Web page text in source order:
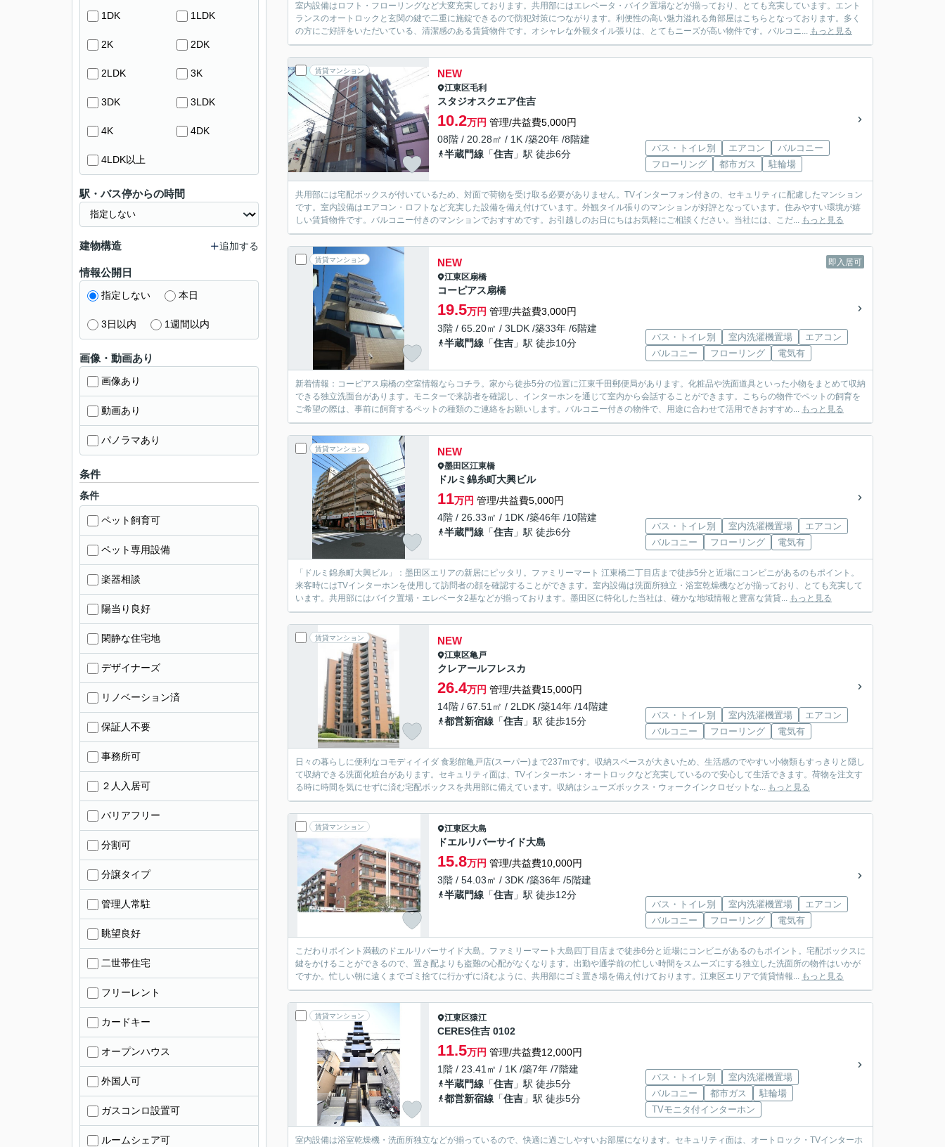
室内設備はロフト・フローリングなど大変充実しております。共用部にはエレベータ・バイク置場などが揃っており、とても充実しています。エント
ランスのオートロックと玄関の鍵で二重に施錠できるので防犯対策につながります。利便性の高い魅力溢れる角部屋はこちらとなっております。多く
の方にご好評をいただいている、清潔感のある賃貸物件です。オシャレな外観タイル張りは、とてもニーズが高い物件です。バルコニ... もっと見る
賃貸マンション NEW
江東区毛利
スタジオスクエア住吉
10.2万円 管理/共益費5,000円
08階 / 20.28㎡ / 1K /築20年 /8階建
半蔵門線 「住吉 」駅 徒歩6分
バス・トイレ別 エアコン
バルコニー
フローリング
都市ガス 駐輪場
共用部には宅配ボックスが付いているため、対面で荷物を受け取る必要がありません。TVインターフォン付きの、セキュリティに配慮したマンション
です。室内設備はエアコン・ロフトなど充実した設備を備え付けています。外観タイル張りのマンションが好評となっています。住みやすい環境が嬉
しい賃貸物件です。バルコニー付きのマンションでおすすめです。お引越しのお日にちはお気軽にご相談ください。当社には、こだ... もっと見る
賃貸マンション 即入居可
NEW
江東区扇橋
コーピアス扇橋
19.5万円 管理/共益費3,000円
3階 / 65.20㎡ / 3LDK /築33年 /6階建
半蔵門線 「住吉 」駅 徒歩10分
バス・トイレ別 室内洗濯機置場
エアコン
バルコニー
フローリング 電気有
新着情報：コーピアス扇橋の空室情報ならコチラ。家から徒歩5分の位置に江東千田郵便局があります。化粧品や洗面道具といった小物をまとめて収納
できる独立洗面台があります。モニターで来訪者を確認し、インターホンを通じて室内から会話することができます。こちらの物件でペットの飼育を
ご希望の際は、事前に飼育するペットの種類のご連絡をお願いします。バルコニー付きの物件で、用途に合わせて活用できおすすめ... もっと見る
賃貸マンション NEW
墨田区江東橋
ドルミ錦糸町大興ビル
11万円 管理/共益費5,000円
4階 / 26.33㎡ / 1DK /築46年 /10階建
半蔵門線 「住吉 」駅 徒歩6分
バス・トイレ別 室内洗濯機置場
エアコン
バルコニー
フローリング 電気有
「ドルミ錦糸町大興ビル」：墨田区エリアの新居にピッタリ。ファミリーマート 江東橋二丁目店まで徒歩5分と近場にコンビニがあるのもポイント。
来客時にはTVインターホンを使用して訪問者の顔を確認することができます。室内設備は洗面所独立・浴室乾燥機などが揃っており、とても充実して
います。共用部にはバイク置場・エレベータ2基などが揃っております。墨田区に特化した当社は、確かな地域情報と豊富な賃貸... もっと見る
賃貸マンション NEW
江東区亀戸
クレアールフレスカ
26.4万円 管理/共益費15,000円
14階 / 67.51㎡ / 2LDK /築14年 /14階建
都営新宿線 「住吉 」駅 徒歩15分
バス・トイレ別 室内洗濯機置場
エアコン
バルコニー
フローリング 電気有
日々の暮らしに便利なコモディイイダ 食彩館亀戸店(スーパー)まで237mです。収納スペースが大きいため、生活感のでやすい小物類もすっきりと隠し
て収納できる洗面化粧台があります。セキュリティ面は、TVインターホン・オートロックなど充実しているので安心して生活できます。荷物を注文す
る時に時間を気にせずに済む宅配ボックスを共用部に備えています。収納はシューズボックス・ウォークインクロゼットな... もっと見る
賃貸マンション 江東区大島
ドエルリバーサイド大島
15.8万円 管理/共益費10,000円
3階 / 54.03㎡ / 3DK /築36年 /5階建
半蔵門線 「住吉 」駅 徒歩12分
バス・トイレ別 室内洗濯機置場
エアコン
バルコニー
フローリング 電気有
こだわりポイント満載のドエルリバーサイド大島。ファミリーマート大島四丁目店まで徒歩6分と近場にコンビニがあるのもポイント。宅配ボックスに
鍵をかけることができるので、置き配よりも盗難の心配がなくなります。出勤や通学前の忙しい時間をスムーズにする独立した洗面所の物件はいかが
ですか。忙しい朝に遠くまでゴミ捨てに行かずに済むように、共用部にゴミ置き場を備え付けております。江東区エリアで賃貸情報... もっと見る
賃貸マンション 江東区猿江
CERES住吉 0102
11.5万円 管理/共益費12,000円
1階 / 23.41㎡ / 1K /築7年 /7階建
半蔵門線 「住吉 」駅 徒歩5分
都営新宿線 「住吉 」駅 徒歩5分
バス・トイレ別
室内洗濯機置場
バルコニー
都市ガス
駐輪場
TVモニタ付インターホン
室内設備は浴室乾燥機・洗面所独立などが揃っているので、快適に過ごしやすいお部屋になります。セキュリティ面は、オートロック・TVインターホ
1DK 1LDK
2K 2DK
2LDK 3K
3DK 3LDK
4K 4DK
4LDK以上
駅・バス停からの時間
建物構造 追加する
情報公開日
指定しない 本日
3日以内 1週間以内
画像・動画あり
画像あり
動画あり
パノラマあり
条件
条件
ペット飼育可
ペット専用設備
楽器相談
陽当り良好
閑静な住宅地
デザイナーズ
リノベーション済
保証人不要
事務所可
２人入居可
バリアフリー
分割可
分譲タイプ
管理人常駐
眺望良好
二世帯住宅
フリーレント
カードキー
オープンハウス
外国人可
ガスコンロ設置可
ルームシェア可